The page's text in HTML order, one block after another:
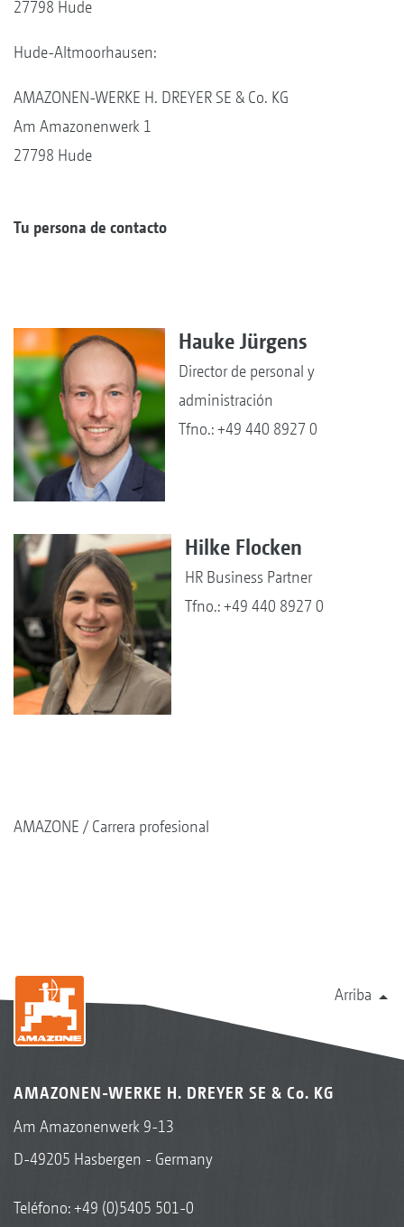
27798 Hude
Hude-Altmoorhausen:
AMAZONEN-WERKE H. DREYER SE & Co. KG
Am Amazonenwerk 1
27798 Hude
Tu persona de contacto
Hauke Jürgens
Director de personal y
administración
Tfno.: +49 440 8927 0
Hilke Flocken
HR Business Partner
Tfno.: +49 440 8927 0
AMAZONE Carrera profesional
Arriba
AMAZONEN-WERKE H. DREYER SE & Co. KG
Am Amazonenwerk 9-13
D-49205 Hasbergen - Germany
Teléfono:+49 (0)5405 501-0